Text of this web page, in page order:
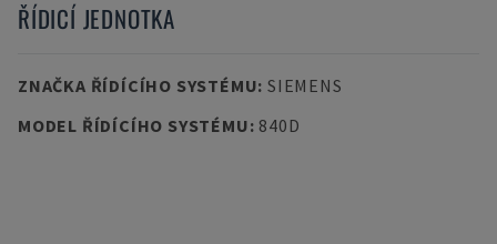
ŘÍDICÍ JEDNOTKA
ZNAČKA ŘÍDÍCÍHO SYSTÉMU: SIEMENS
MODEL ŘÍDÍCÍHO SYSTÉMU: 840D